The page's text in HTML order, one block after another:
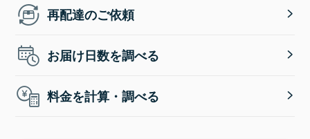
再配達のご依頼
お届け日数を調べる
料金を計算・調べる